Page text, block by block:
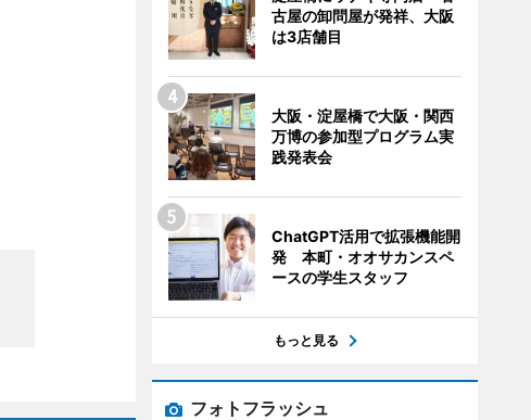
古屋の卸問屋が発祥、大阪
は3店舗目
大阪・淀屋橋で大阪・関西
万博の参加型プログラム実
践発表会
ChatGPT活用で拡張機能開
発 本町・オオサカンスペ
ースの学生スタッフ
もっと見る
フォトフラッシュ